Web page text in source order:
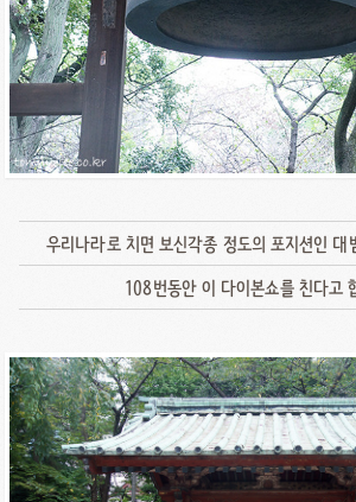
우리나라로 치면 보신각종 정도의 포지션인
108번동안 이 다이본쇼를 친다고